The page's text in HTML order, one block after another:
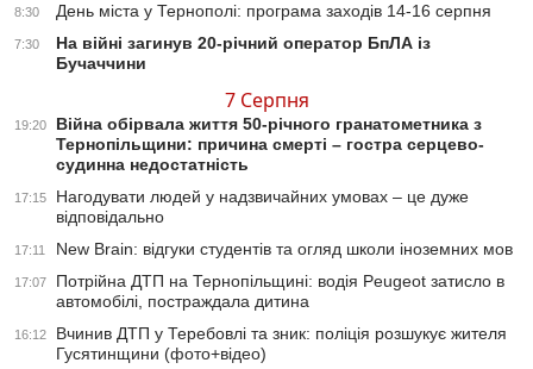
8:30 День міста у Тернополі: програма заходів 14-16 серпня
7:30
На війні загинув 20-річний оператор БпЛА із
Бучаччини
7 Серпня
19:20
Війна обірвала життя 50-річного гранатометника з
Тернопільщини: причина смерті – гостра серцево-
судинна недостатність
17:15
Нагодувати людей у надзвичайних умовах – це дуже
відповідально
17:11 New Brain: відгуки студентів та огляд школи іноземних мов
17:07
Потрійна ДТП на Тернопільщині: водія Peugeot затисло в
автомобілі, постраждала дитина
16:12
Вчинив ДТП у Теребовлі та зник: поліція розшукує жителя
Гусятинщини (фото+відео)